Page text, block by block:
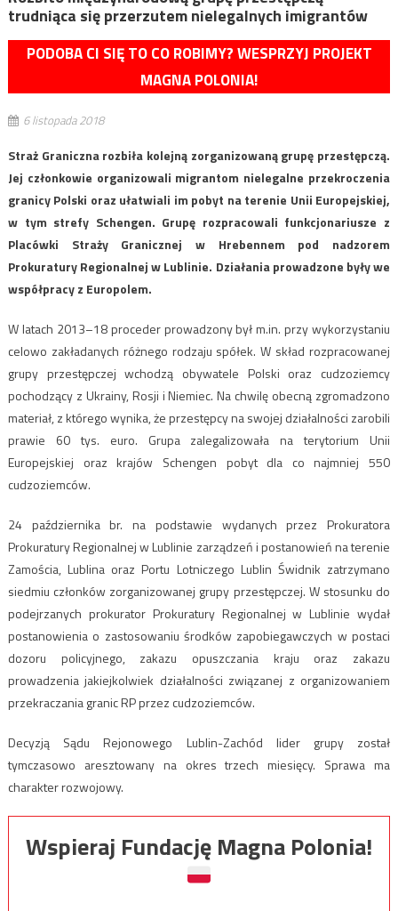
trudniąca się przerzutem nielegalnych imigrantów
PODOBA CI SIĘ TO CO ROBIMY? WESPRZYJ PROJEKT
MAGNA POLONIA!
6 listopada 2018
Straż Graniczna rozbiła kolejną zorganizowaną grupę przestępczą.
Jej członkowie organizowali migrantom nielegalne przekroczenia
granicy Polski oraz ułatwiali im pobyt na terenie Unii Europejskiej,
w tym strefy Schengen. Grupę rozpracowali funkcjonariusze z
Placówki Straży Granicznej w Hrebennem pod nadzorem
Prokuratury Regionalnej w Lublinie. Działania prowadzone były we
współpracy z Europolem.
W latach 2013–18 proceder prowadzony był m.in. przy wykorzystaniu
celowo zakładanych różnego rodzaju spółek. W skład rozpracowanej
grupy przestępczej wchodzą obywatele Polski oraz cudzoziemcy
pochodzący z Ukrainy, Rosji i Niemiec. Na chwilę obecną zgromadzono
materiał, z którego wynika, że przestępcy na swojej działalności zarobili
prawie 60 tys. euro. Grupa zalegalizowała na terytorium Unii
Europejskiej oraz krajów Schengen pobyt dla co najmniej 550
cudzoziemców.
24 października br. na podstawie wydanych przez Prokuratora
Prokuratury Regionalnej w Lublinie zarządzeń i postanowień na terenie
Zamościa, Lublina oraz Portu Lotniczego Lublin Świdnik zatrzymano
siedmiu członków zorganizowanej grupy przestępczej. W stosunku do
podejrzanych prokurator Prokuratury Regionalnej w Lublinie wydał
postanowienia o zastosowaniu środków zapobiegawczych w postaci
dozoru policyjnego, zakazu opuszczania kraju oraz zakazu
prowadzenia jakiejkolwiek działalności związanej z organizowaniem
przekraczania granic RP przez cudzoziemców.
Decyzją Sądu Rejonowego Lublin-Zachód lider grupy został
tymczasowo aresztowany na okres trzech miesięcy. Sprawa ma
charakter rozwojowy.
Wspieraj Fundację Magna Polonia!